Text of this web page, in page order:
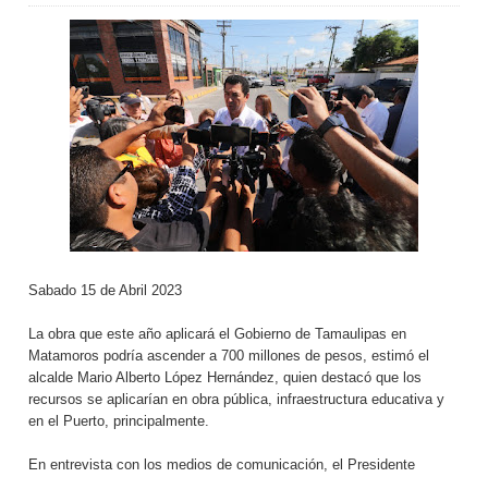
Sabado 15 de Abril 2023
La obra que este año aplicará el Gobierno de Tamaulipas en
Matamoros podría ascender a 700 millones de pesos, estimó el
alcalde Mario Alberto López Hernández, quien destacó que los
recursos se aplicarían en obra pública, infraestructura educativa y
en el Puerto, principalmente.
En entrevista con los medios de comunicación, el Presidente